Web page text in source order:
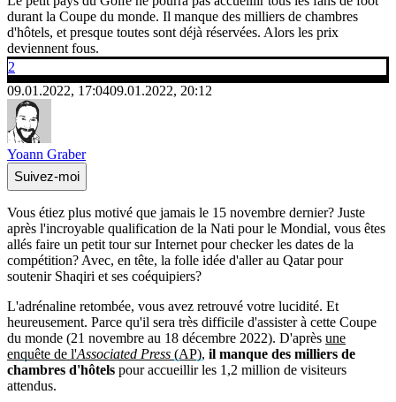
durant la Coupe du monde. Il manque des milliers de chambres
d'hôtels, et presque toutes sont déjà réservées. Alors les prix
deviennent fous.
2
09.01.2022, 17:0409.01.2022, 20:12
Yoann Graber
Suivez-moi
Vous étiez plus motivé que jamais le 15 novembre dernier? Juste
après l'incroyable qualification de la Nati pour le Mondial, vous êtes
allés faire un petit tour sur Internet pour checker les dates de la
compétition? Avec, en tête, la folle idée d'aller au Qatar pour
soutenir Shaqiri et ses coéquipiers?
L'adrénaline retombée, vous avez retrouvé votre lucidité. Et
heureusement. Parce qu'il sera très difficile d'assister à cette Coupe
du monde (21 novembre au 18 décembre 2022). D'après une
enquête de l'Associated Press (AP), il manque des milliers de
chambres d'hôtels pour accueillir les 1,2 million de visiteurs
attendus.